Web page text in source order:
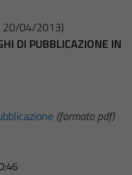
20/04/2013)
DI PUBBLICAZIONE IN
(formato pdf)